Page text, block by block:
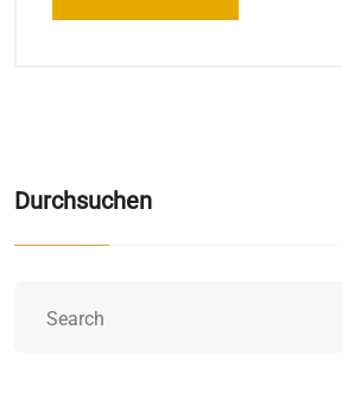
Durchsuchen